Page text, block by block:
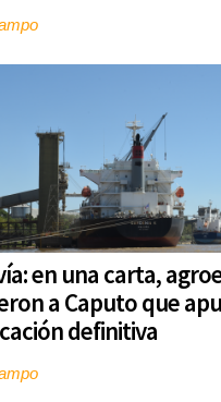
en una carta,
a Caputo que
definitiva